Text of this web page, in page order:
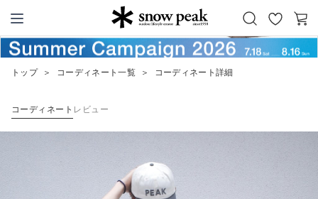
Snow Peak
お
気
カ
ー
トップ ＞ コーディネート一覧 ＞ コーディネート詳細
コーディネート レビュー